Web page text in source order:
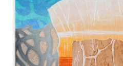
CATALOGUE
TOME 1: